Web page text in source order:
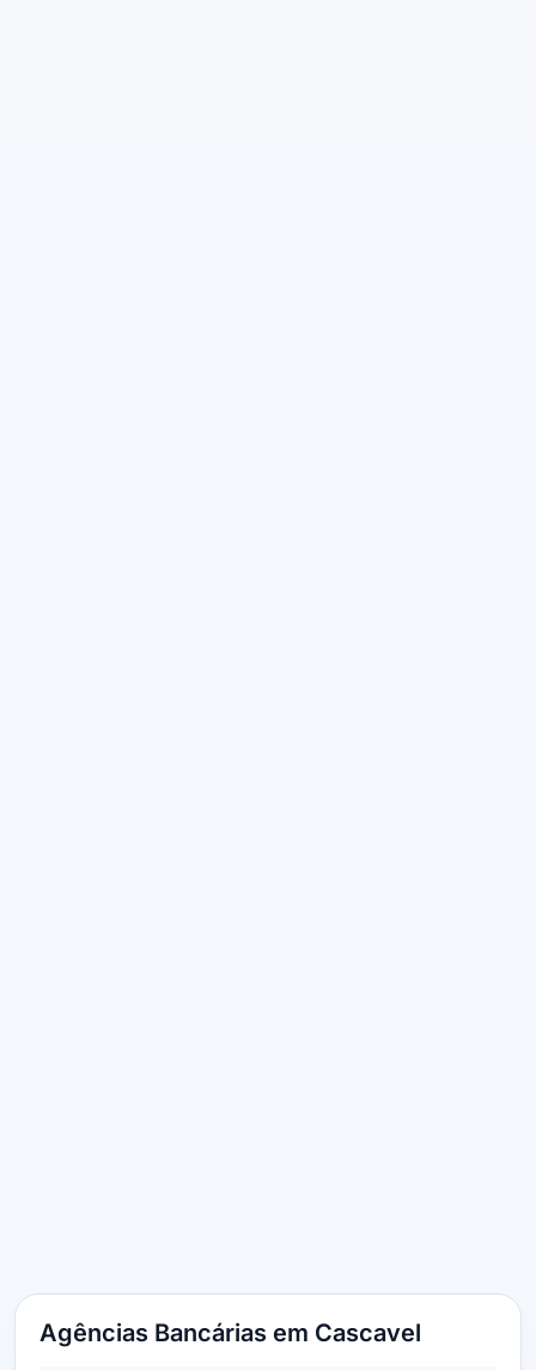
Agências Bancárias em Cascavel